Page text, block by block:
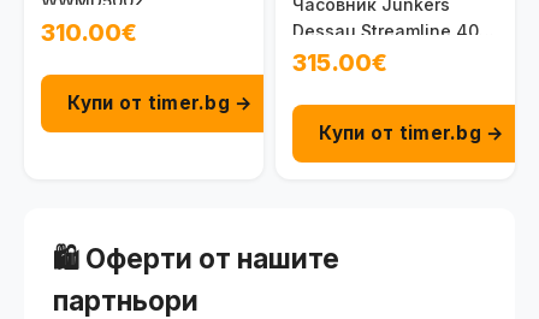
310.00€
Купи от timer.bg →
Dessau Streamline 40
100095002021
315.00€
Купи от timer.bg →
🛍️ Оферти от нашите
партньори